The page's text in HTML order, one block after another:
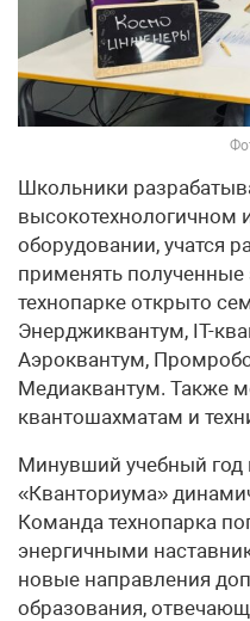
Школьники
высокотехнологичном
оборудовании, учатся
применять полученные
технопарке открыто
Энерджиквантум, IT-
Аэроквантум,
Медиаквантум. Также
квантошахматам и
Минувший учебный год
«Кванториума»
Команда технопарка
энергичными
новые направления
образования,